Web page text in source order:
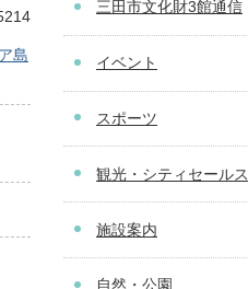
島
三田市文化財3館通信
イベント
スポーツ
観光・シティセールス
施設案内
自然・公園